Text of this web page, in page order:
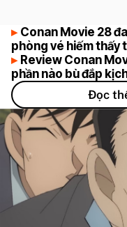
Conan Movie 28
phòng vé hiếm thấy
Review Conan
phần nào bù đắp
Đọc